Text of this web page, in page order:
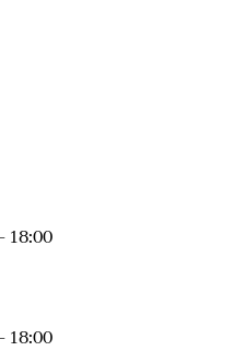
18:00
18:00